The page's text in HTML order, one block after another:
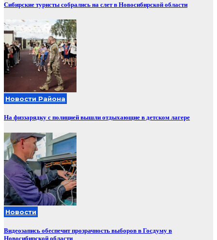
Сибирские туристы собрались на слет в Новосибирской области
Новости Района
На физзарядку с полицией вышли отдыхающие в детском лагере
Новости
Видеозапись обеспечит прозрачность выборов в Госдуму в
Новосибирской области